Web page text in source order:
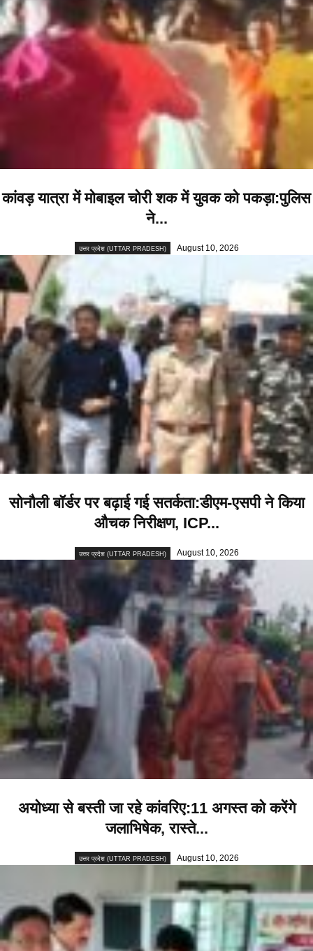
कांवड़ यात्रा में मोबाइल चोरी शक में युवक को पकड़ा:पुलिस
ने...
उत्तर प्रदेश (UTTAR PRADESH) August 10, 2026
सोनौली बॉर्डर पर बढ़ाई गई सतर्कता:डीएम-एसपी ने किया
औचक निरीक्षण, ICP...
उत्तर प्रदेश (UTTAR PRADESH) August 10, 2026
अयोध्या से बस्ती जा रहे कांवरिए:11 अगस्त को करेंगे
जलाभिषेक, रास्ते...
उत्तर प्रदेश (UTTAR PRADESH) August 10, 2026